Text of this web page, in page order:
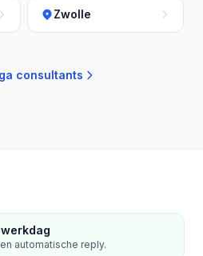
Zwolle
consultants
automatische reply.